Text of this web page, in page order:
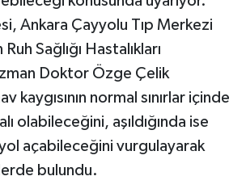
Ankara Çayyolu Tıp Merkezi
Sağlığı Hastalıkları
Doktor Özge Çelik
kaygısının normal sınırlar içinde
olabileceğini, aşıldığında ise
açabileceğini vurgulayarak
bulundu.